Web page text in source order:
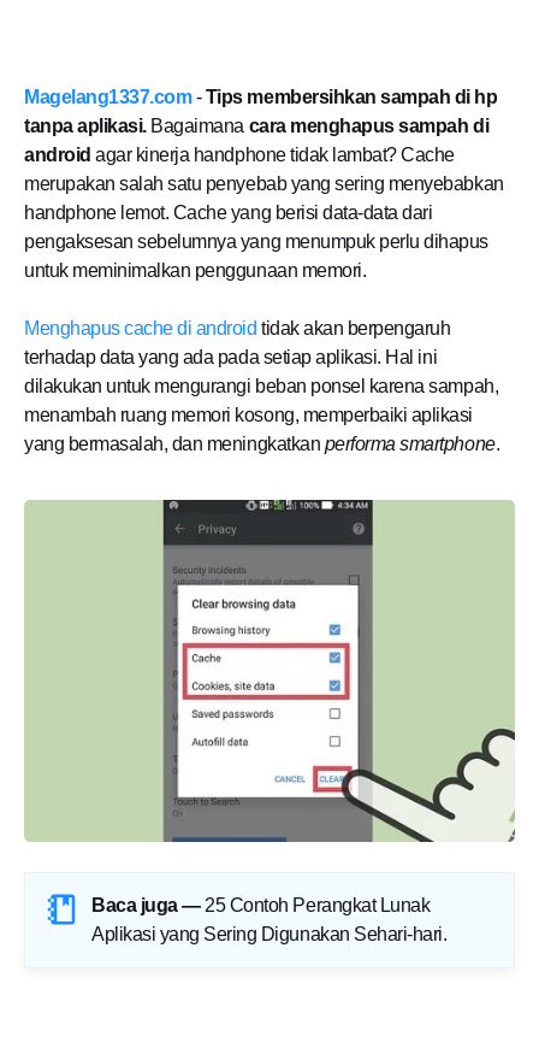
Magelang1337.com-Tips membersihkan sampah di hp
tanpa aplikasi.Bagaimana cara menghapus sampah di
android agar kinerja handphone tidak lambat? Cache
merupakan salah satu penyebab yang sering menyebabkan
handphone lemot. Cache yang berisi data-data dari
pengaksesan sebelumnya yang menumpuk perlu dihapus
untuk meminimalkan penggunaan memori.
Menghapus cache di androidtidak akan berpengaruh
terhadap data yang ada pada setiap aplikasi. Hal ini
dilakukan untuk mengurangi beban ponsel karena sampah,
menambah ruang memori kosong, memperbaiki aplikasi
yang bermasalah, dan meningkatkan performa smartphone.
Baca juga — 25 Contoh Perangkat Lunak
Aplikasi yang Sering Digunakan Sehari-hari.